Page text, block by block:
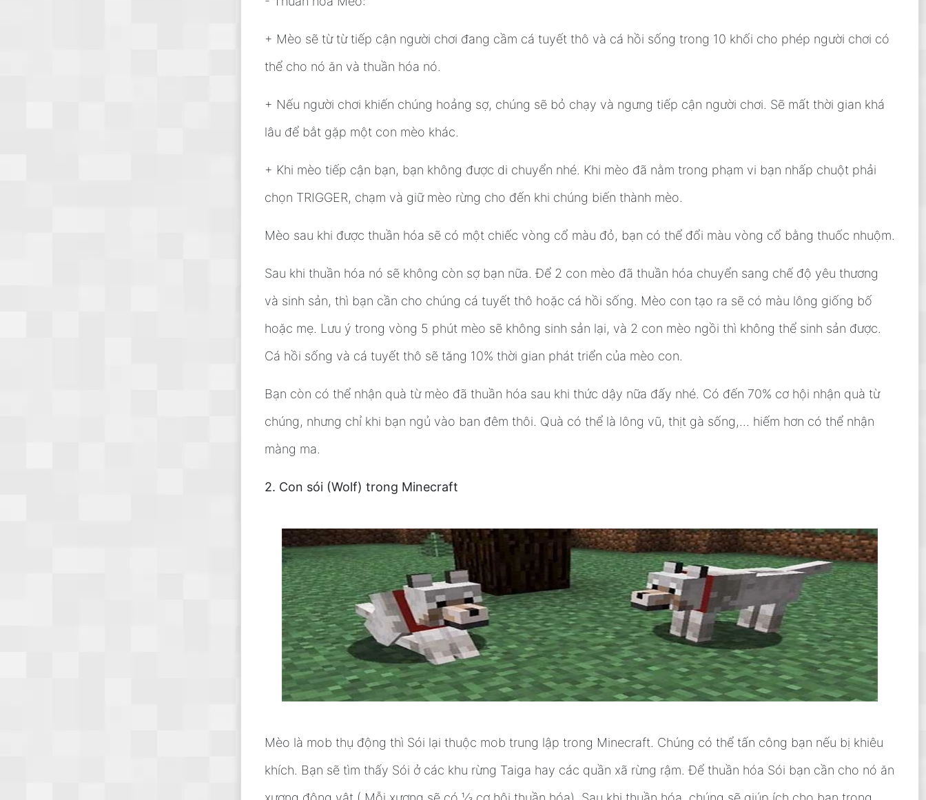
+ Mèo sẽ từ từ tiếp cận người chơi đang cầm cá tuyết thô và cá hồi sống trong 10 khối cho phép người chơi có
thể cho nó ăn và thuần hóa nó.
+ Nếu người chơi khiến chúng hoảng sợ, chúng sẽ bỏ chạy và ngưng tiếp cận người chơi. Sẽ mất thời gian khá
lâu để bắt gặp một con mèo khác.
+ Khi mèo tiếp cận bạn, bạn không được di chuyển nhé. Khi mèo đã nằm trong phạm vi bạn nhấp chuột phải
chọn TRIGGER, chạm và giữ mèo rừng cho đến khi chúng biến thành mèo.
Mèo sau khi được thuần hóa sẽ có một chiếc vòng cổ màu đỏ, bạn có thể đổi màu vòng cổ bằng thuốc nhuộm.
Sau khi thuần hóa nó sẽ không còn sợ bạn nữa. Để 2 con mèo đã thuần hóa chuyển sang chế độ yêu thương
và sinh sản, thì bạn cần cho chúng cá tuyết thô hoặc cá hồi sống. Mèo con tạo ra sẽ có màu lông giống bố
hoặc mẹ. Lưu ý trong vòng 5 phút mèo sẽ không sinh sản lại, và 2 con mèo ngồi thì không thể sinh sản được.
Cá hồi sống và cá tuyết thô sẽ tăng 10% thời gian phát triển của mèo con.
Bạn còn có thể nhận quà từ mèo đã thuần hóa sau khi thức dậy nữa đấy nhé. Có đến 70% cơ hội nhận quà từ
chúng, nhưng chỉ khi bạn ngủ vào ban đêm thôi. Quà có thể là lông vũ, thịt gà sống,... hiếm hơn có thể nhận
màng ma.
2. Con sói (Wolf) trong Minecraft
Mèo là mob thụ động thì Sói lại thuộc mob trung lập trong Minecraft. Chúng có thể tấn công bạn nếu bị khiêu
khích. Bạn sẽ tìm thấy Sói ở các khu rừng Taiga hay các quần xã rừng rậm. Để thuần hóa Sói bạn cần cho nó ăn